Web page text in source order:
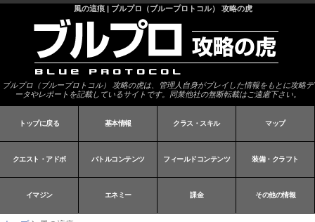
風の這痕 | ブルプロ（ブループロトコル） 攻略の虎
ブルプロ（ブループロトコル） 攻略の虎は、管理人自身がプレイした情報をもとに攻略デ
ータやレポートを記載しているサイトです。同業他社の無断転載はご遠慮下さい。
トップに戻る 基本情報 クラス・スキル マップ
クエスト・アドボ バトルコンテンツ フィールドコンテンツ 装備・クラフト
イマジン エネミー 課金 その他の情報